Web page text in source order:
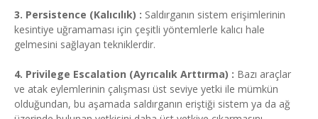
3. Persistence (Kalıcılık) : Saldırganın sistem erişimlerinin
kesintiye uğramaması için çeşitli yöntemlerle kalıcı hale
gelmesini sağlayan tekniklerdir.
4. Privilege Escalation (Ayrıcalık Arttırma) : Bazı araçlar
ve atak eylemlerinin çalışması üst seviye yetki ile mümkün
olduğundan, bu aşamada saldırganın eriştiği sistem ya da ağ